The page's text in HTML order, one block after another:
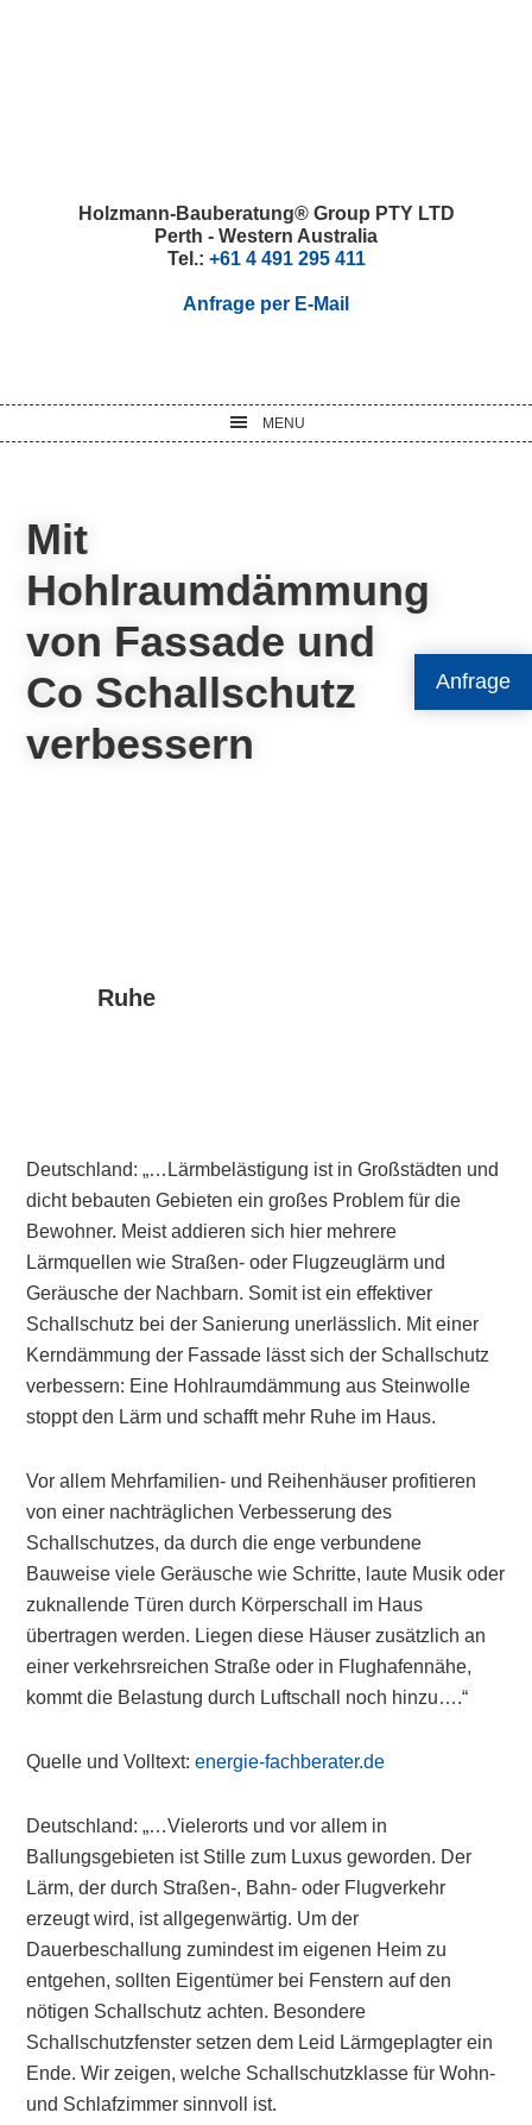
Anfrage
Holzmann-Bauberatung® Group PTY LTD
Perth - Western Australia
Tel.: +61 4 491 295 411
Anfrage per E-Mail
MENU
Mit
Hohlraumdämmung
von Fassade und
Co Schallschutz
verbessern
Ruhe
Deutschland: „…Lärmbelästigung ist in Großstädten und
dicht bebauten Gebieten ein großes Problem für die
Bewohner. Meist addieren sich hier mehrere
Lärmquellen wie Straßen- oder Flugzeuglärm und
Geräusche der Nachbarn. Somit ist ein effektiver
Schallschutz bei der Sanierung unerlässlich. Mit einer
Kerndämmung der Fassade lässt sich der Schallschutz
verbessern: Eine Hohlraumdämmung aus Steinwolle
stoppt den Lärm und schafft mehr Ruhe im Haus.
Vor allem Mehrfamilien- und Reihenhäuser profitieren
von einer nachträglichen Verbesserung des
Schallschutzes, da durch die enge verbundene
Bauweise viele Geräusche wie Schritte, laute Musik oder
zuknallende Türen durch Körperschall im Haus
übertragen werden. Liegen diese Häuser zusätzlich an
einer verkehrsreichen Straße oder in Flughafennähe,
kommt die Belastung durch Luftschall noch hinzu….“
Quelle und Volltext:energie-fachberater.de
Deutschland: „…Vielerorts und vor allem in
Ballungsgebieten ist Stille zum Luxus geworden. Der
Lärm, der durch Straßen-, Bahn- oder Flugverkehr
erzeugt wird, ist allgegenwärtig. Um der
Dauerbeschallung zumindest im eigenen Heim zu
entgehen, sollten Eigentümer bei Fenstern auf den
nötigen Schallschutz achten. Besondere
Schallschutzfenster setzen dem Leid Lärmgeplagter ein
Ende. Wir zeigen, welche Schallschutzklasse für Wohn-
und Schlafzimmer sinnvoll ist.